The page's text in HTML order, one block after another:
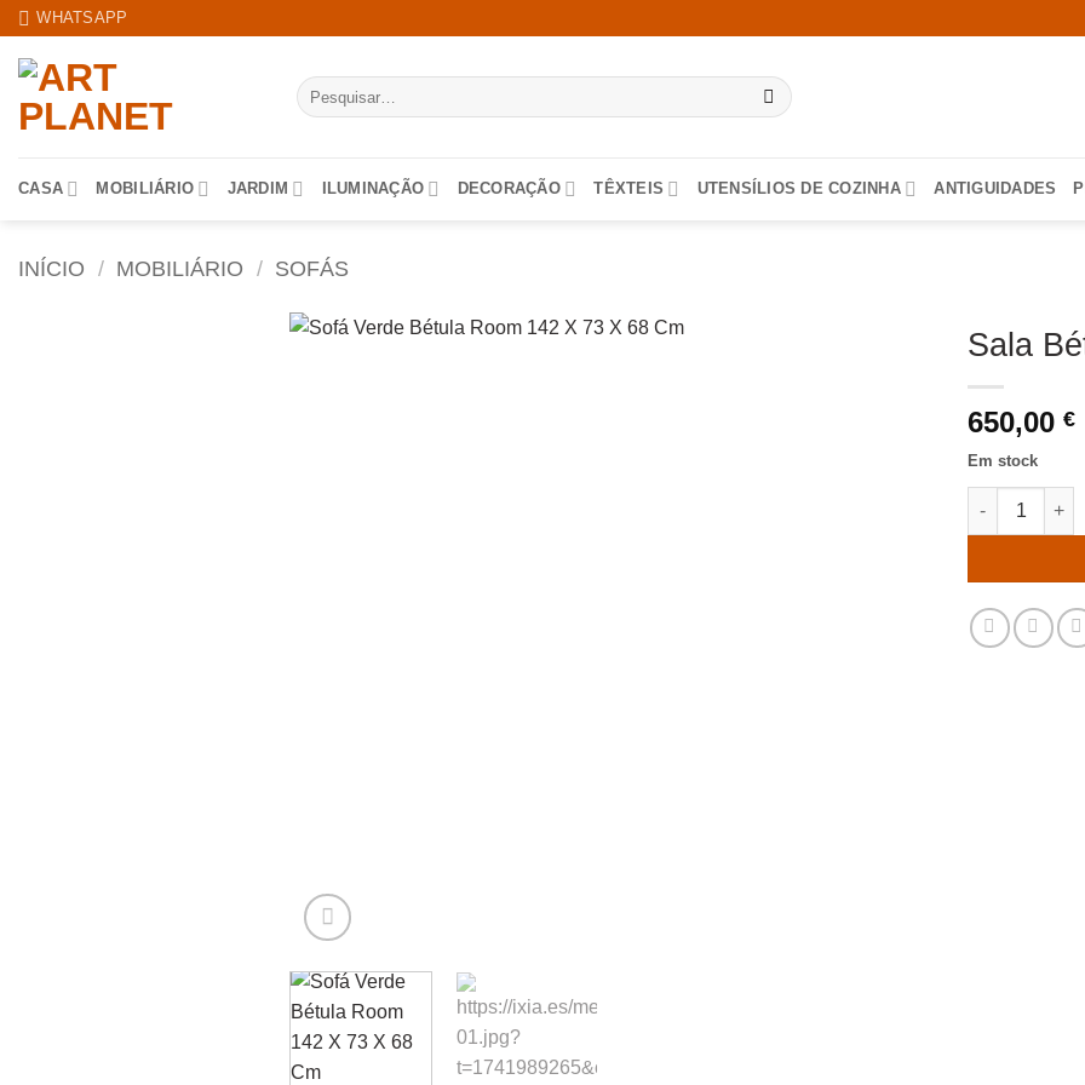
Skip
content
WHATSAPP
Pesquisar
por:
CASA MOBILIÁRIO JARDIM ILUMINAÇÃO DECORAÇÃO TÊXTEIS UTENSÍLIOS DE COZINHA ANTIGUIDADES
INÍCIO / MOBILIÁRIO / SOFÁS
Sala
650,00 €
Em stock
Quantidade